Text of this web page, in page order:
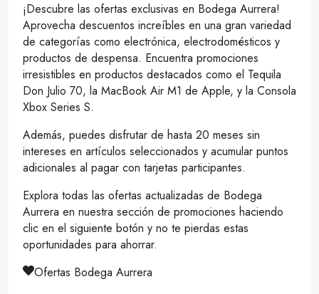
¡Descubre las ofertas exclusivas en Bodega Aurrera!
Aprovecha descuentos increíbles en una gran variedad
de categorías como electrónica, electrodomésticos y
productos de despensa. Encuentra promociones
irresistibles en productos destacados como el Tequila
Don Julio 70, la MacBook Air M1 de Apple, y la Consola
Xbox Series S.
Además, puedes disfrutar de hasta 20 meses sin
intereses en artículos seleccionados y acumular puntos
adicionales al pagar con tarjetas participantes.
Explora todas las ofertas actualizadas de Bodega
Aurrera en nuestra sección de promociones haciendo
clic en el siguiente botón y no te pierdas estas
oportunidades para ahorrar.
Ofertas Bodega Aurrera